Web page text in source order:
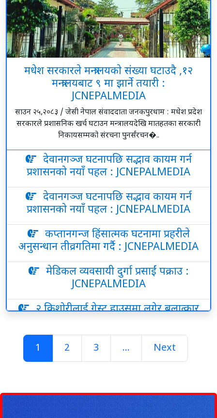
मधेश सरकारले मन्त्रालयकाे संख्या घटाउदै ,१२
मन्त्रालयबाट ९ मा झार्ने तयारी :
JCNEPALMEDIA
साउन २५,२०८३ / जेसी नेपाल संवाददाता जनकपुरधाम : मधेश प्रदेश
सरकारले प्रशासनिक खर्च घटाउन मन्त्रालयदेखि मातहतका सरकारी
निकायसम्मको संरचना पुनर्संरचन�..
देवानगञ्ज घटनापछि सद्भाव कायम गर्न
प्रशासनको नयाँ पहल : JCNEPALMEDIA
देवानगञ्ज घटनापछि सद्भाव कायम गर्न
प्रशासनको नयाँ पहल : JCNEPALMEDIA
कप्तानगन्ज हिंसात्मक घटनामा प्रहरीले
अनुसन्धान तीव्रगतिमा गर्दै : JCNEPALMEDIA
मेडिकल व्यवसायी दुर्गा प्रसाईं पक्राउ :
JCNEPALMEDIA
२ किशोरीलाई गेस्ट हाउसमा लगेर बलात्कार
JCNEPALMEDIA
घट्यो सुनचाँदीको मूल्य ,सुन तोलामा रु एक
1 2 3 ... Next